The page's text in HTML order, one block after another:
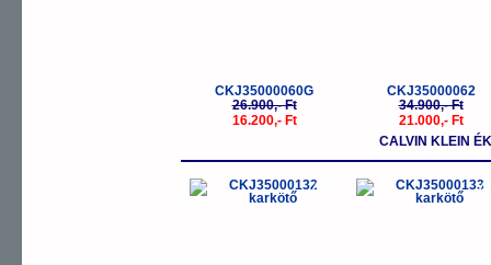
CKJ35000060G
26.900,- Ft
16.200,- Ft
CKJ35000062
34.900,- Ft
21.000,- Ft
CALVIN KLEIN
-40% -